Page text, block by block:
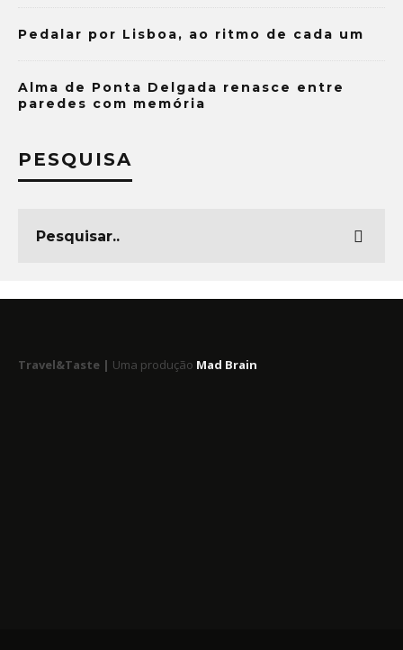
Pedalar por Lisboa, ao ritmo de cada um
Alma de Ponta Delgada renasce entre
paredes com memória
PESQUISA
Travel&Taste | Uma produção Mad Brain